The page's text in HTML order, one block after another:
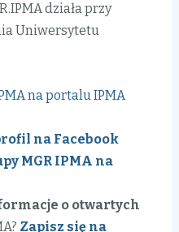
działa przy
Uniwersytetu
na portalu IPMA
na Facebook
MGR IPMA na
o otwartych
Zapisz się na